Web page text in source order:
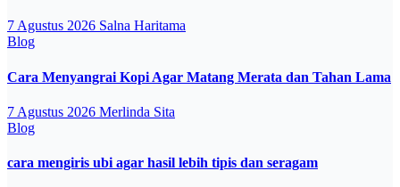
7 Agustus 2026 Salna Haritama
Blog
Cara Menyangrai Kopi Agar Matang Merata dan Tahan Lama
7 Agustus 2026 Merlinda Sita
Blog
cara mengiris ubi agar hasil lebih tipis dan seragam